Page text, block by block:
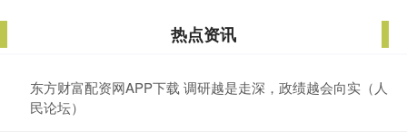
热点资讯
东方财富配资网APP下载 调研越是走深，政绩越会向实（人
民论坛）